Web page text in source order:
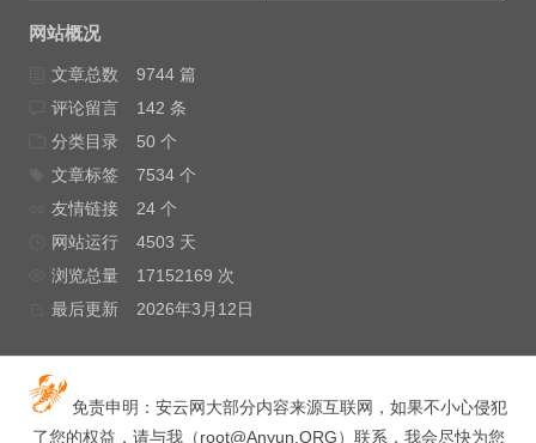
网站概况
文章总数
9744 篇
评论留言
142 条
分类目录
50 个
文章标签
7534 个
友情链接
24 个
网站运行
4503 天
浏览总量
17152169 次
最后更新
2026年3月12日
免责申明：安云网大部分内容来源互联网，如果不小心侵犯
了您的权益，请与我（root@Anyun.ORG）联系，我会尽快为您